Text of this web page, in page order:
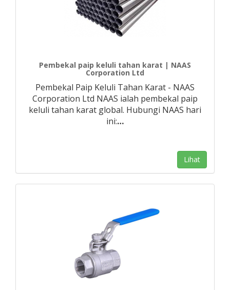
Pembekal paip keluli tahan karat | NAAS
Corporation Ltd
Pembekal Paip Keluli Tahan Karat - NAAS
Corporation Ltd NAAS ialah pembekal paip
keluli tahan karat global. Hubungi NAAS hari
ini:…
Lihat